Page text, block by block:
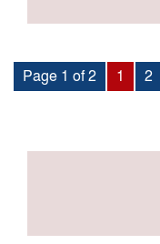
Page 1 of 2 1 2